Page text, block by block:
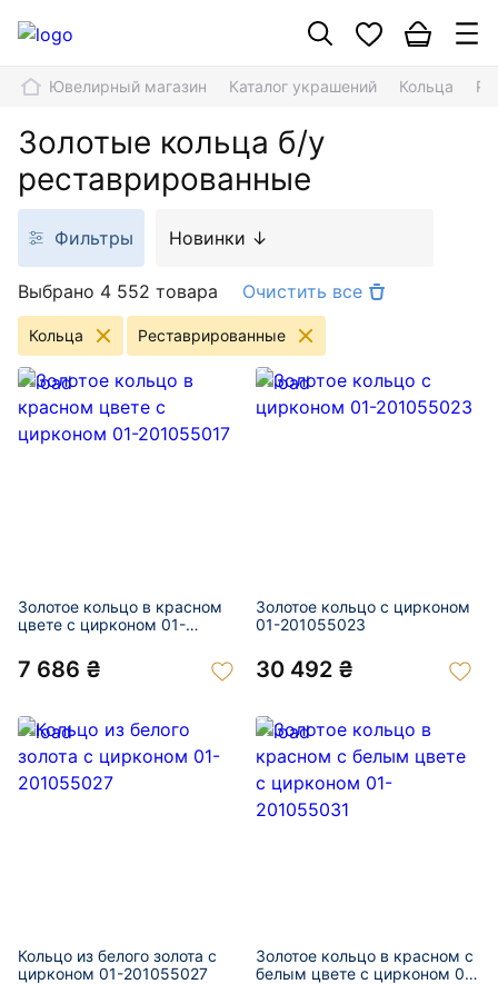
Ювелирный магазин Каталог украшений Кольца
Золотые кольца б/у
реставрированные
Выбрано 4 552 товара Очистить все
Кольца Реставрированные
Фильтры Новинки ↓
Золотое кольцо в красном
цвете с цирконом 01-
7 686 ₴
Золотое кольцо с цирконом
01-201055023
30 492 ₴
Кольцо из белого золота с
цирконом 01-201055027
Золотое кольцо в красном с
белым цвете с цирконом 01-